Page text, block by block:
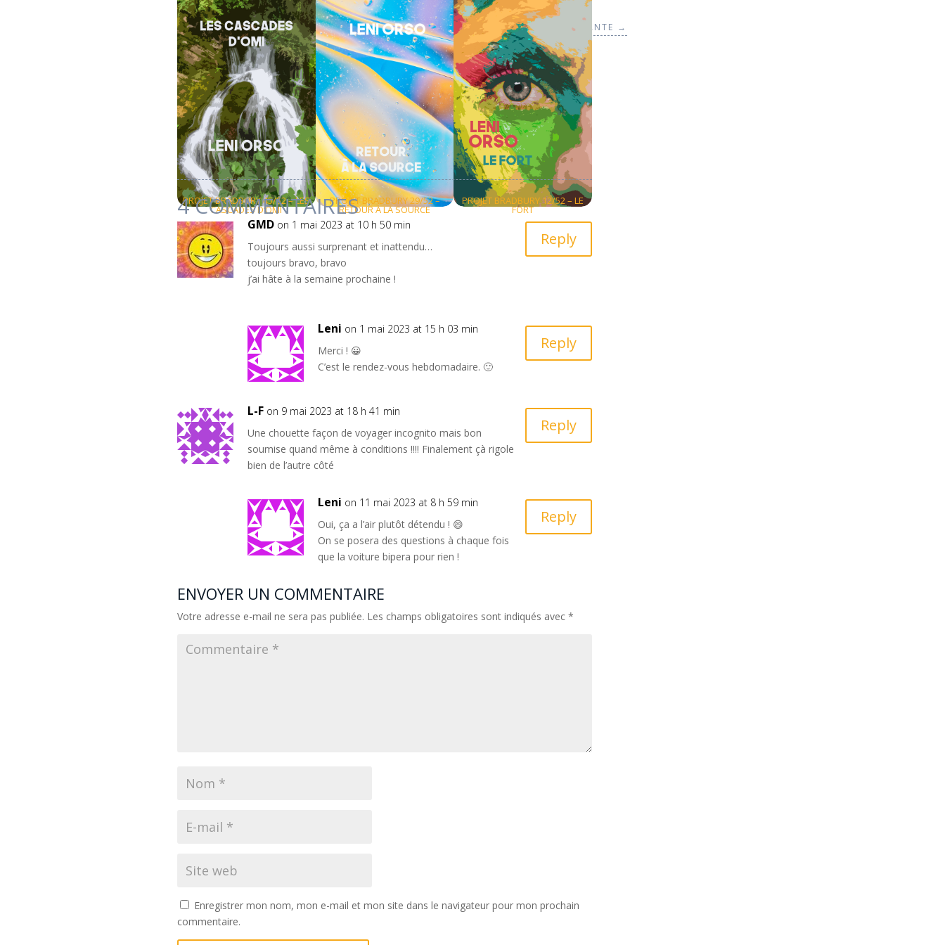
←HISTOIRE PRÉCÉDENTE HISTOIRE SUIVANTE →
DÉCOUVREZ D'AUTRES HISTOIRES DU PROJET BRADBURY
PROJET BRADBURY 45/52 – LES
CASCADES D’OMI
PROJET BRADBURY 29/52 –
RETOUR À LA SOURCE
PROJET BRADBURY 12/52 – LE
FORT
4 COMMENTAIRES
GMD on 1 mai 2023 at 10 h 50 min
Toujours aussi surprenant et inattendu…
toujours bravo, bravo
j’ai hâte à la semaine prochaine !
Reply
Leni on 1 mai 2023 at 15 h 03 min
Merci ! 😀
C’est le rendez-vous hebdomadaire. 🙂
Reply
L-F on 9 mai 2023 at 18 h 41 min
Une chouette façon de voyager incognito mais bon
soumise quand même à conditions !!!! Finalement çà rigole
bien de l’autre côté
Reply
Leni on 11 mai 2023 at 8 h 59 min
Oui, ça a l’air plutôt détendu ! 😄
On se posera des questions à chaque fois
que la voiture bipera pour rien !
Reply
ENVOYER UN COMMENTAIRE
Votre adresse e-mail ne sera pas publiée. Les champs obligatoires sont indiqués avec *
Enregistrer mon nom, mon e-mail et mon site dans le navigateur pour mon prochain
commentaire.